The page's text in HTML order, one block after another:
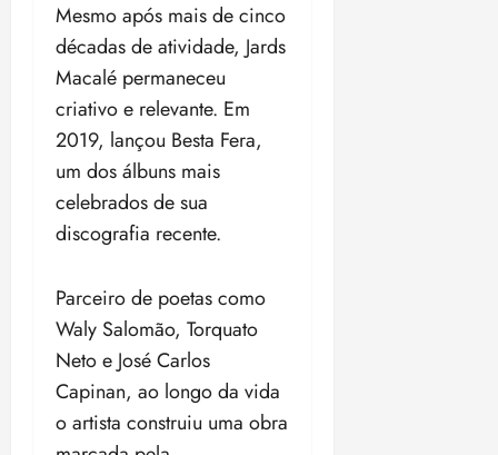
Mesmo após mais de cinco
décadas de atividade, Jards
Macalé permaneceu
criativo e relevante. Em
2019, lançou Besta Fera,
um dos álbuns mais
celebrados de sua
discografia recente.
Parceiro de poetas como
Waly Salomão, Torquato
Neto e José Carlos
Capinan, ao longo da vida
o artista construiu uma obra